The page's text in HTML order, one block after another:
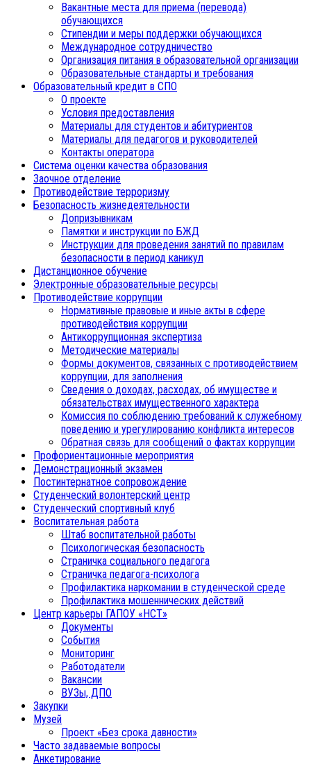
Вакантные места для приема (перевода)
обучающихся
Стипендии и меры поддержки обучающихся
Международное сотрудничество
Организация питания в образовательной организации
Образовательные стандарты и требования
Образовательный кредит в СПО
О проекте
Условия предоставления
Материалы для студентов и абитуриентов
Материалы для педагогов и руководителей
Контакты оператора
Система оценки качества образования
Заочное отделение
Противодействие терроризму
Безопасность жизнедеятельности
Допризывникам
Памятки и инструкции по БЖД
Инструкции для проведения занятий по правилам
безопасности в период каникул
Дистанционное обучение
Электронные образовательные ресурсы
Противодействие коррупции
Нормативные правовые и иные акты в сфере
противодействия коррупции
Антикоррупционная экспертиза
Методические материалы
Формы документов, связанных с противодействием
коррупции, для заполнения
Сведения о доходах, расходах, об имуществе и
обязательствах имущественного характера
Комиссия по соблюдению требований к служебному
поведению и урегулированию конфликта интересов
Обратная связь для сообщений о фактах коррупции
Профориентационные мероприятия
Демонстрационный экзамен
Постинтернатное сопровождение
Студенческий волонтерский центр
Студенческий спортивный клуб
Воспитательная работа
Штаб воспитательной работы
Психологическая безопасность
Страничка социального педагога
Страничка педагога-психолога
Профилактика наркомании в студенческой среде
Профилактика мошеннических действий
Центр карьеры ГАПОУ «НСТ»
Документы
События
Мониторинг
Работодатели
Вакансии
ВУЗы, ДПО
Закупки
Музей
Проект «Без срока давности»
Часто задаваемые вопросы
Анкетирование